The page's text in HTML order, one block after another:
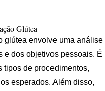
Glútea
glútea envolve uma análise
e dos objetivos pessoais. É
tipos de procedimentos,
esperados. Além disso,